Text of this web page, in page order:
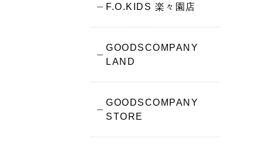
F.O.KIDS 楽々園店
GOODSCOMPANY
LAND
GOODSCOMPANY
STORE